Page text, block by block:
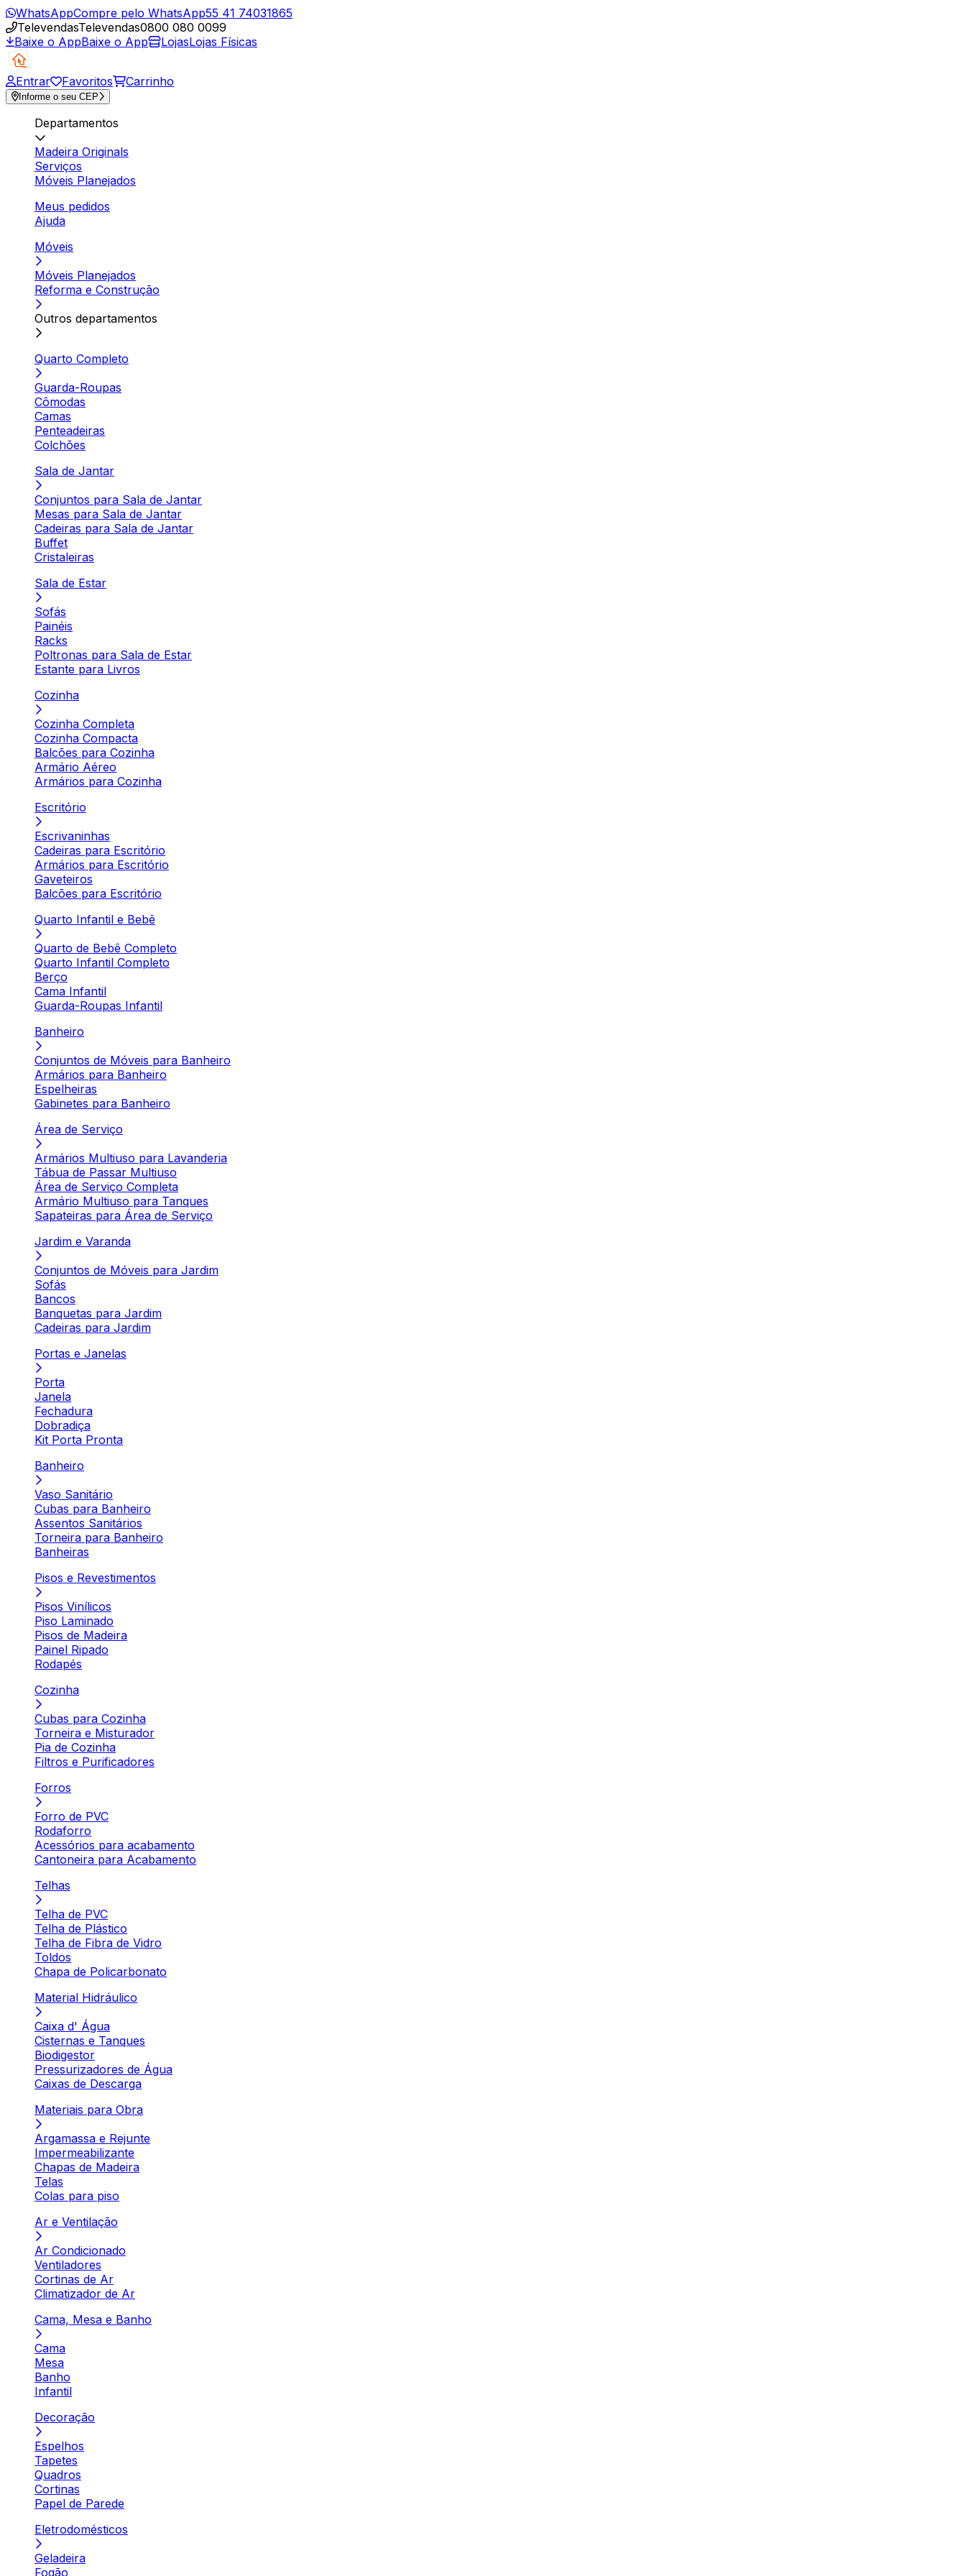
WhatsAppCompre pelo WhatsApp55 41 74031865
TelevendasTelevendas0800 080 0099
Baixe o AppBaixe o App LojasLojas Físicas
Entrar Favoritos Carrinho
Informe o seu CEP
Departamentos
Madeira Originals
Serviços
Móveis Planejados
Meus pedidos
Ajuda
Móveis
Móveis Planejados
Reforma e Construção
Outros departamentos
Quarto Completo
Guarda-Roupas
Cômodas
Camas
Penteadeiras
Colchões
Sala de Jantar
Conjuntos para Sala de Jantar
Mesas para Sala de Jantar
Cadeiras para Sala de Jantar
Buffet
Cristaleiras
Sala de Estar
Sofás
Painéis
Racks
Poltronas para Sala de Estar
Estante para Livros
Cozinha
Cozinha Completa
Cozinha Compacta
Balcões para Cozinha
Armário Aéreo
Armários para Cozinha
Escritório
Escrivaninhas
Cadeiras para Escritório
Armários para Escritório
Gaveteiros
Balcões para Escritório
Quarto Infantil e Bebê
Quarto de Bebê Completo
Quarto Infantil Completo
Berço
Cama Infantil
Guarda-Roupas Infantil
Banheiro
Conjuntos de Móveis para Banheiro
Armários para Banheiro
Espelheiras
Gabinetes para Banheiro
Área de Serviço
Armários Multiuso para Lavanderia
Tábua de Passar Multiuso
Área de Serviço Completa
Armário Multiuso para Tanques
Sapateiras para Área de Serviço
Jardim e Varanda
Conjuntos de Móveis para Jardim
Sofás
Bancos
Banquetas para Jardim
Cadeiras para Jardim
Portas e Janelas
Porta
Janela
Fechadura
Dobradiça
Kit Porta Pronta
Banheiro
Vaso Sanitário
Cubas para Banheiro
Assentos Sanitários
Torneira para Banheiro
Banheiras
Pisos e Revestimentos
Pisos Vinílicos
Piso Laminado
Pisos de Madeira
Painel Ripado
Rodapés
Cozinha
Cubas para Cozinha
Torneira e Misturador
Pia de Cozinha
Filtros e Purificadores
Forros
Forro de PVC
Rodaforro
Acessórios para acabamento
Cantoneira para Acabamento
Telhas
Telha de PVC
Telha de Plástico
Telha de Fibra de Vidro
Toldos
Chapa de Policarbonato
Material Hidráulico
Caixa d' Água
Cisternas e Tanques
Biodigestor
Pressurizadores de Água
Caixas de Descarga
Materiais para Obra
Argamassa e Rejunte
Impermeabilizante
Chapas de Madeira
Telas
Colas para piso
Ar e Ventilação
Ar Condicionado
Ventiladores
Cortinas de Ar
Climatizador de Ar
Cama, Mesa e Banho
Cama
Mesa
Banho
Infantil
Decoração
Espelhos
Tapetes
Quadros
Cortinas
Papel de Parede
Eletrodomésticos
Geladeira
Fogão